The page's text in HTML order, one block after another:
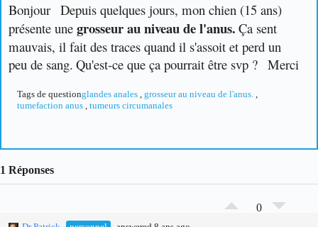
Bonjour Depuis quelques jours, mon chien (15 ans)
présente une grosseur au niveau de l'anus. Ça sent
mauvais, il fait des traces quand il s'assoit et perd un
peu de sang. Qu'est-ce que ça pourrait être svp ? Merci
Tags de questionglandes anales , grosseur au niveau de l'anus. ,
tumefaction anus , tumeurs circumanales
1 Réponses
0